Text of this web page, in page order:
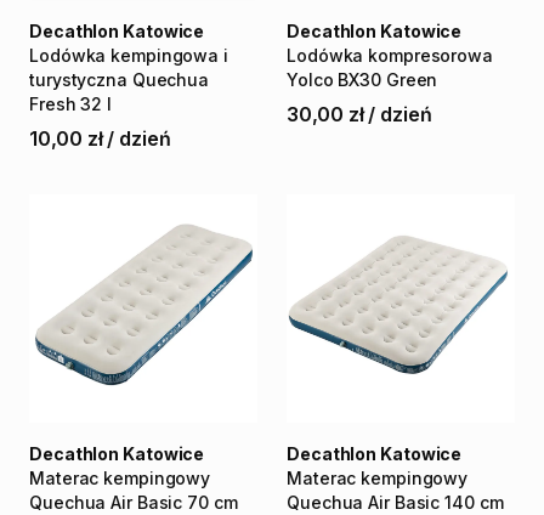
Lodówka kempingowa i
turystyczna Quechua
Fresh 32 l
Decathlon Katowice
10,00 zł / dzień
Lodówka kompresorowa
Yolco BX30 Green
Decathlon Katowice
30,00 zł / dzień
Materac kempingowy
Quechua Air Basic 70 cm
Decathlon Katowice
Materac kempingowy
Quechua Air Basic 140 cm
Decathlon Katowice